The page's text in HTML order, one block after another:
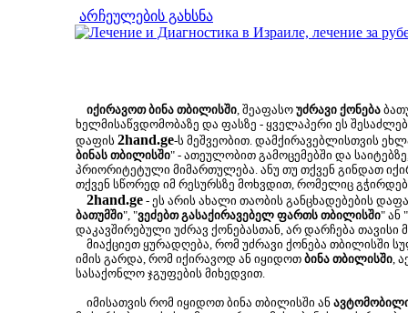
არჩეულების გახსნა
იქირავოთ ბინა თბილისში, შეაფასო უძრავი ქონება
ხელმისაწვდომობაზე და ფასზე - ყველაპერი ეს
დაფის 2hand.ge-ს მეშვეობით. დამქირავებლისთვის
ბინას თბილისში" - ათეულობით გამოცემებში და
პრიორიტეტული მიმართულება. ანუ თუ თქვენ გინდათ
თქვენ სწორედ იმ რესურსზე მოხვდით, რომელიც
2hand.ge - ეს არის ახალი თაობის განცხადებების
ბათუმში", "ვეძებთ გასაქირავებელ ფართს თბილისში" ან "
დაკავშირებული უძრავ ქონებასთან, არ დარჩება
მიაქციეთ ყურადღება, რომ უძრავი ქონება თბილისში
იმის გარდა, რომ იქირავოდ ან იყიდოთ ბინა თბილისში,
სასაქონლო ჯგუფების მიხედვით.
იმისათვის რომ იყიდოთ ბინა თბილისში ან